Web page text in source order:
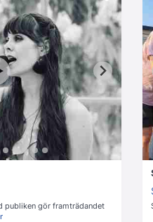
publiken gör framträdandet